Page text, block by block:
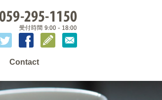
Contact